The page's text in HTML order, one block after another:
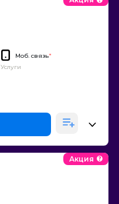
Моб. связь*
Услуги
Акция